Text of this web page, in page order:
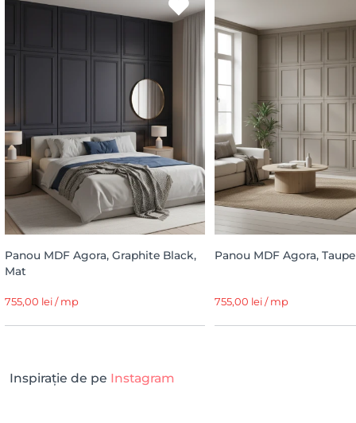
Panou MDF Agora, Graphite Black,
Mat
755,00 lei / mp
Panou MDF Agora,
755,00 lei / mp
Inspirație de pe Instagram